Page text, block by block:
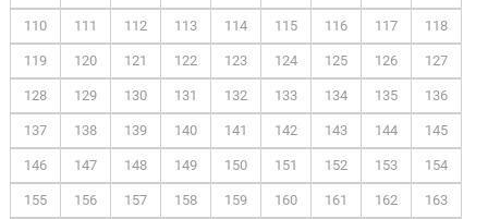
110 111 112 113 114 115 116 117 118
119 120 121 122 123 124 125 126 127
128 129 130 131 132 133 134 135 136
137 138 139 140 141 142 143 144 145
146 147 148 149 150 151 152 153 154
155 156 157 158 159 160 161 162 163